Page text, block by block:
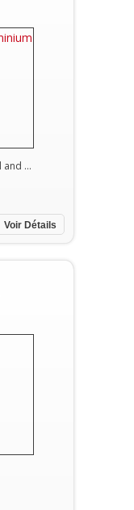
Quality Steel and Aluminium Products
Voir Détails